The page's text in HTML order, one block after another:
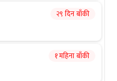
२९ दिन बाँकी
१ महिना बाँकी